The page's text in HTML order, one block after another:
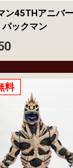
ン45THアニバ
パックマン
料